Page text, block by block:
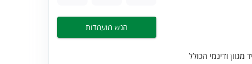
ודינמי הכולל
הגש מועמדות